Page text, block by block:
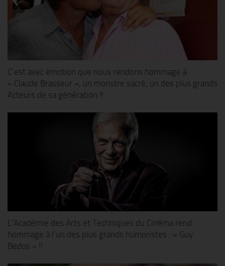
C’est avec émotion que nous rendons hommage à
« Claude Brasseur », un monstre sacré, un des plus grands
Acteurs de sa génération !!
L’Académie des Arts et Techniques du Cinéma rend
hommage à l’un des plus grands humoristes : « Guy
Bedos » !!